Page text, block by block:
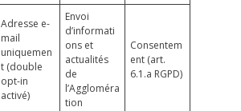
Adresse e-
mail
uniquemen
t (double
opt-in
activé)
Envoi
d’informati
ons et
actualités
de
l’Aggloméra
tion
Consentem
ent (art.
6.1.a RGPD)